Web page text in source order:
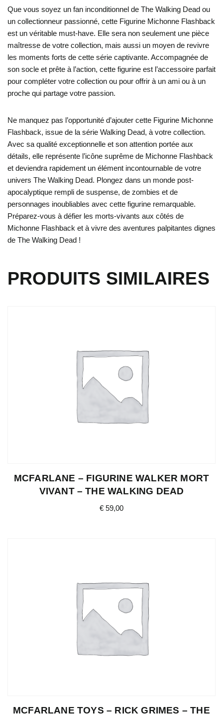
Que vous soyez un fan inconditionnel de The Walking Dead ou
un collectionneur passionné, cette Figurine Michonne Flashback
est un véritable must-have. Elle sera non seulement une pièce
maîtresse de votre collection, mais aussi un moyen de revivre
les moments forts de cette série captivante. Accompagnée de
son socle et prête à l’action, cette figurine est l’accessoire parfait
pour compléter votre collection ou pour offrir à un ami ou à un
proche qui partage votre passion.
Ne manquez pas l’opportunité d’ajouter cette Figurine Michonne
Flashback, issue de la série Walking Dead, à votre collection.
Avec sa qualité exceptionnelle et son attention portée aux
détails, elle représente l’icône suprême de Michonne Flashback
et deviendra rapidement un élément incontournable de votre
univers The Walking Dead. Plongez dans un monde post-
apocalyptique rempli de suspense, de zombies et de
personnages inoubliables avec cette figurine remarquable.
Préparez-vous à défier les morts-vivants aux côtés de
Michonne Flashback et à vivre des aventures palpitantes dignes
de The Walking Dead !
PRODUITS SIMILAIRES
MCFARLANE – FIGURINE WALKER MORT
VIVANT – THE WALKING DEAD
€ 59,00
MCFARLANE TOYS – RICK GRIMES – THE